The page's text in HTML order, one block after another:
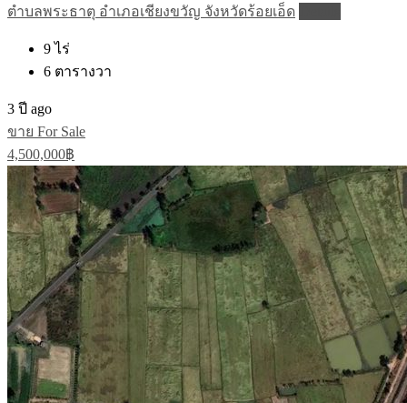
ตำบลพระธาตุ อำเภอเชียงขวัญ จังหวัดร้อยเอ็ด
9ไร่
6 ตารางวา
3 ปี ago
ขาย For Sale
4,500,000฿